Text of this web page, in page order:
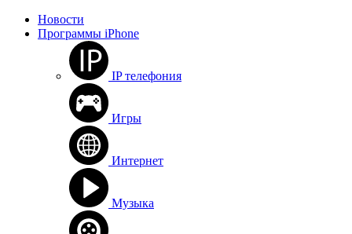
Новости
Программы iPhone
IP телефония
Игры
Интернет
Музыка